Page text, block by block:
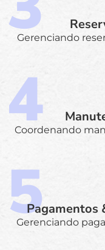
Gerenciando
Coordenando
Pagamentos
Gerenciando